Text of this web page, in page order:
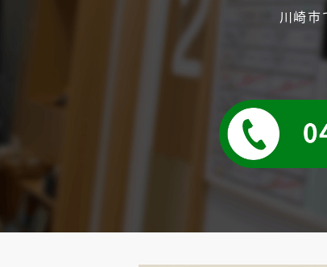
川崎市